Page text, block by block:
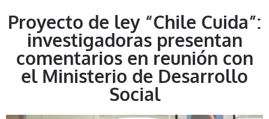
Proyecto de ley “Chile Cuida”:
investigadoras presentan
comentarios en reunión con
el Ministerio de Desarrollo
Social